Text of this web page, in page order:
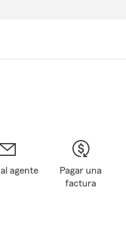
agente
Pagar una
factura